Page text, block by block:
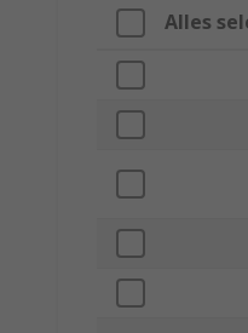
Alles